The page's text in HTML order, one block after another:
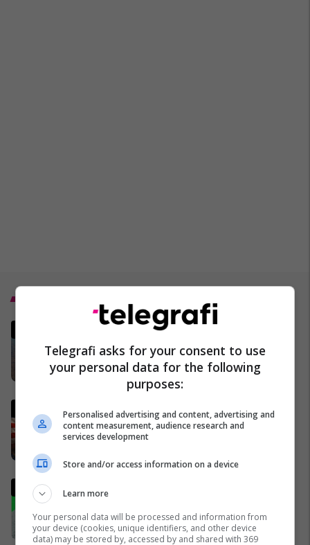
Irani ka një kërkesë të re për t'i
dhënë fund luftës - dhe kjo
mund t'i sjellë miliarda dollarë
28/03/2026
nga lufta në Iran dhe Lindjen e
Mesme - MINUTË PAS MINUTE
ndaj Kosovës
01/04/2026
Telegrafi asks for your consent to use
your personal data for the following
purposes:
Personalised advertising and content, advertising and
content measurement, audience research and
services development
Store and/or access information on a device
Learn more
Your personal data will be processed and information from
your device (cookies, unique identifiers, and other device
data) may be stored by, accessed by and shared with 369